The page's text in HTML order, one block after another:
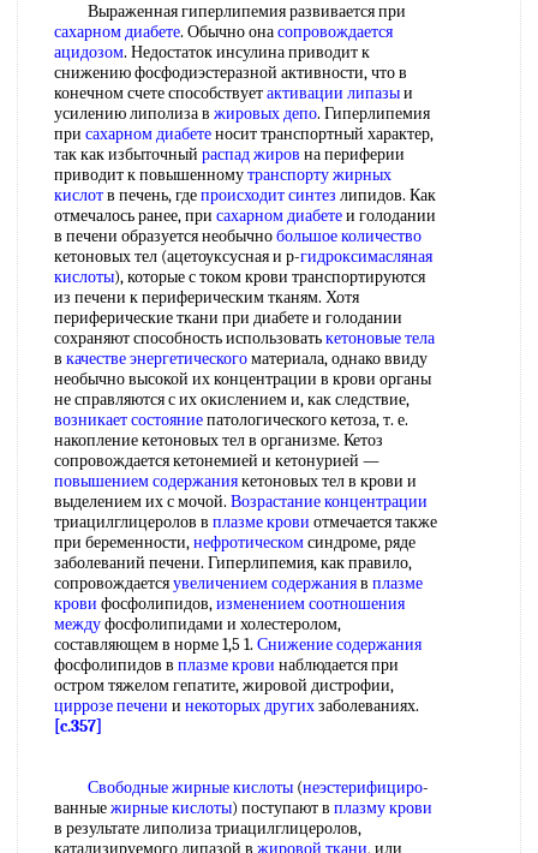
Выраженная гиперлипемия развивается при
сахарном диабете. Обычно онасопровождается
ацидозом. Недостаток инсулина приводит к
снижению фосфодиэстеразной активности, что в
конечном счете способствуетактивации липазыи
усилению липолиза в жировых депо. Гиперлипемия
при сахарном диабетеносит транспортный характер,
так как избыточный распад жиров на периферии
приводит к повышенномутранспорту жирных
кислотв печень, гдепроисходит синтез липидов. Как
отмечалось ранее, при сахарном диабетеи голодании
в печени образуется необычнобольшое количество
кетоновых тел (ацетоуксусная и р-гидроксимасляная
кислоты), которые с током крови транспортируются
из печени к периферическим тканям. Хотя
периферические ткани при диабете и голодании
сохраняют способность использоватькетоновые тела
в качестве энергетическогоматериала, однако ввиду
необычно высокой их концентрации в крови органы
не справляются с их окислением и, как следствие,
возникает состояниепатологического кетоза, т. е.
накопление кетоновых тел в организме. Кетоз
сопровождается кетонемией и кетонурией —
повышением содержаниякетоновых тел в крови и
выделением их с мочой. Возрастание концентрации
триацилглицеролов в плазме крови отмечается также
при беременности,нефротическомсиндроме, ряде
заболеваний печени. Гиперлипемия, как правило,
сопровождаетсяувеличением содержанияв плазме
крови фосфолипидов,изменением соотношения
междуфосфолипидами и холестеролом,
составляющем в норме 1,5 1. Снижение содержания
фосфолипидов в плазме крови наблюдается при
остром тяжелом гепатите, жировой дистрофии,
циррозе печени и некоторых другихзаболеваниях.
[c.357]
Свободные жирные кислоты (неэстерифициро-
ванныежирные кислоты) поступают в плазму крови
в результате липолиза триацилглицеролов,
катализируемого липазой в жировой ткани, или